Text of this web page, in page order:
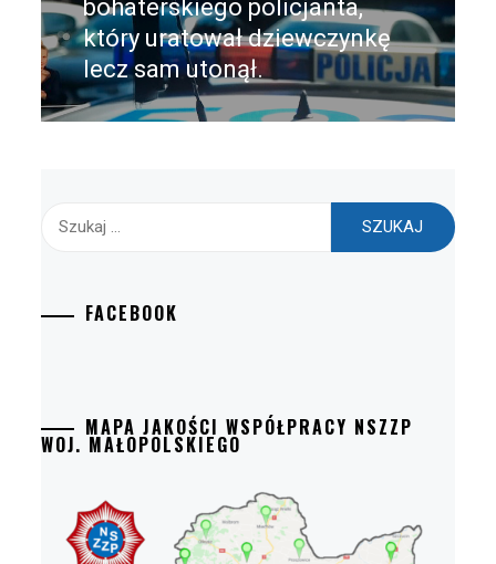
bohaterskiego policjanta,
który uratował dziewczynkę
lecz sam utonął.
FACEBOOK
MAPA JAKOŚCI WSPÓŁPRACY NSZZP
WOJ. MAŁOPOLSKIEGO